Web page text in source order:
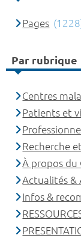
Pages
Par rubrique
Centres
Patients et
Recherche
À propos du
Actualités &
Infos &